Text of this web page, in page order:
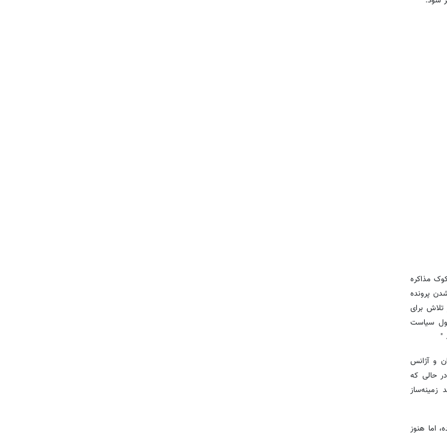
مذاکره
پرونده
اروپا در تلاش برای
سیاست
"
و آژانس
حالی که
زمینه‌ساز
اما هنوز